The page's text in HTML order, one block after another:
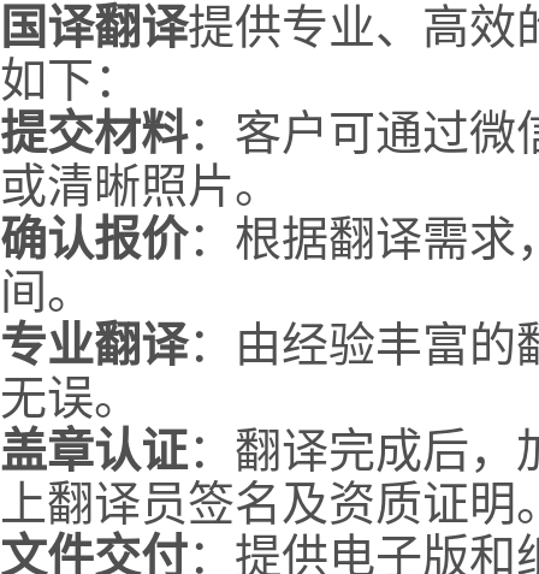
国译翻译提供专业、高效
如下：
提交材料：客户可通过微
或清晰照片。
确认报价：根据翻译需求
间。
专业翻译：由经验丰富的
无误。
盖章认证：翻译完成后，
上翻译员签名及资质证明
文件交付：提供电子版